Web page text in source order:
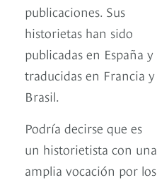
publicaciones. Sus
historietas han sido
publicadas en España y
traducidas en Francia y
Brasil.
Podría decirse que es
un historietista con una
amplia vocación por los